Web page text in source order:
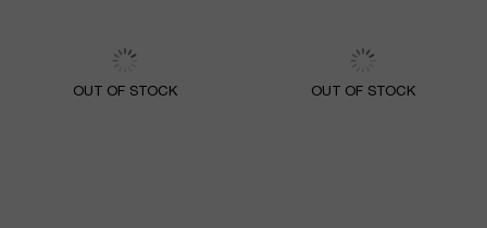
OUT OF STOCK OUT OF STOCK